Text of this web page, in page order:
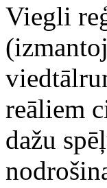
Viegli
reāliem
dažu